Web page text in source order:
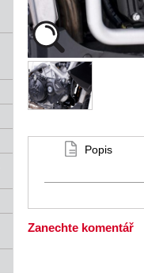
Popis
Zanechte komentář